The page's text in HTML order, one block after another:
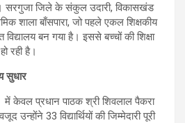
सरगुजा जिले के संकुल उदारी, विकासखंड
शाला बाँसपारा, जो पहले एकल शिक्षकीय
विद्यालय बन गया है। इससे बच्चों की शिक्षा
रही है।
सुधार
में केवल प्रधान पाठक श्री शिवलाल पैकरा
उन्होंने 33 विद्यार्थियों की जिम्मेदारी पूरी